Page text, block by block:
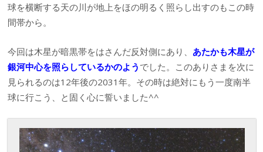
球を横断する天の川が地上をほの明るく照らし出すのもこの時
間帯から。
今回は木星が暗黒帯をはさんだ反対側にあり、あたかも木星が
銀河中心を照らしているかのよう でした。このありさまを次に
見られるのは12年後の2031年。その時は絶対にもう一度南半
球に行こう、と固く心に誓いました^^